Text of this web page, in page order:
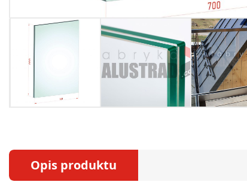
Opis produktu